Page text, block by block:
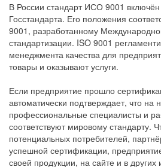
В России стандарт ИСО 9001
Госстандарта. Его положения
9001, разработанному
стандартизации. ISO 9001
менеджмента качества для
товары и оказывают услуги.
Если предприятие прошло
автоматически подтверждает, что на
профессиональные специалисты и
соответствуют мировому стандарту.
потенциальных потребителей,
успешной сертификации,
своей продукции, на сайте и в других